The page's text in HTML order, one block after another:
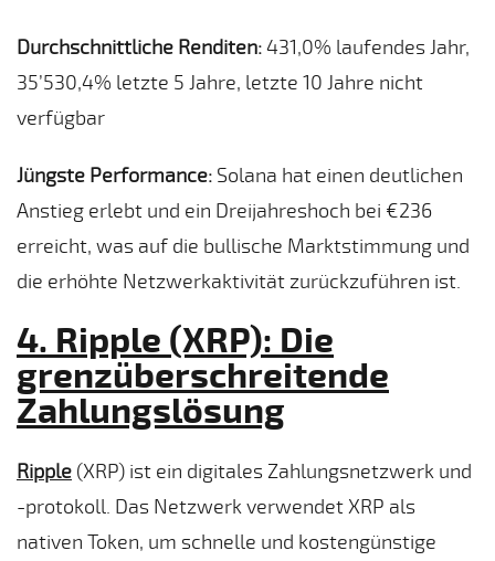
Durchschnittliche Renditen:431,0% laufendes Jahr,
35’530,4% letzte 5 Jahre, letzte 10 Jahre nicht
verfügbar
Jüngste Performance: Solana hat einen deutlichen
Anstieg erlebt und ein Dreijahreshoch bei €236
erreicht, was auf die bullische Marktstimmung und
die erhöhte Netzwerkaktivität zurückzuführen ist.
4. Ripple (XRP): Die
grenzüberschreitende
Zahlungslösung
Ripple (XRP) ist ein digitales Zahlungsnetzwerk und
-protokoll. Das Netzwerk verwendet XRP als
nativen Token, um schnelle und kostengünstige